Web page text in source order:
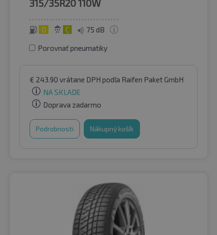
315/35R20110W
D C 75 dB
Porovnať pneumatiky
€ 243.90 vrátane DPH podľa Raifen Paket GmbH
NA SKLADE
Doprava zadarmo
Podrobnosti Nákupný košík